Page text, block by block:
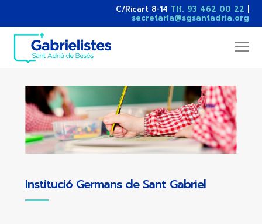
C/Ricart 8-14 Tlf. 93 462 00 22
secretaria@sgsantadria.org
Institució Germans de Sant Gabriel